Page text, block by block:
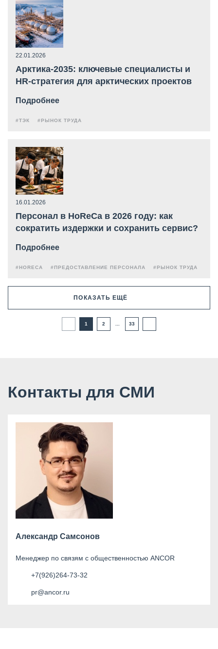
22.01.2026
Арктика-2035: ключевые специалисты и
HR-стратегия для арктических проектов
Подробнее
#ТЭК #РЫНОК ТРУДА
16.01.2026
Персонал в HoReCa в 2026 году: как
сократить издержки и сохранить сервис?
Подробнее
#HORECA #ПРЕДОСТАВЛЕНИЕ ПЕРСОНАЛА #РЫНОК ТРУДА
ПОКАЗАТЬ ЕЩЁ
1 2 33
Контакты для СМИ
Александр Самсонов
Менеджер по связям с общественностью ANCOR
+7(926)264-73-32
pr@ancor.ru